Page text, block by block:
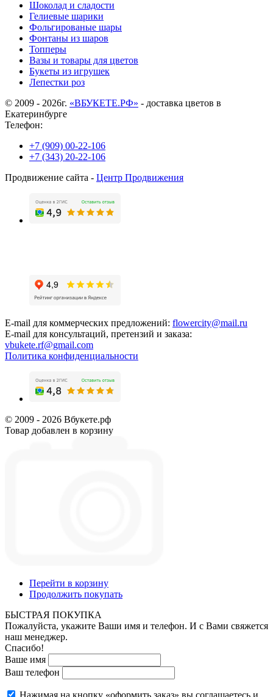
Шоколад и сладости
Гелиевые шарики
Фольгированые шары
Фонтаны из шаров
Топперы
Вазы и товары для цветов
Букеты из игрушек
Лепестки роз
© 2009 - 2026г. «ВБУКЕТЕ.РФ» - доставка цветов в
Екатеринбурге
Телефон:
+7 (909) 00-22-106
+7 (343) 20-22-106
Продвижение сайта - Центр Продвижения
E-mail для коммерческих предложений: flowercity@mail.ru
E-mail для консультаций, претензий и заказа:
vbukete.rf@gmail.com
Политика конфиденциальности
© 2009 - 2026 Вбукете.рф
Товар добавлен в корзину
Перейти в корзину
Продолжить покупать
БЫСТРАЯ ПОКУПКА
Пожалуйста, укажите Ваши имя и телефон. И с Вами свяжется
наш менеджер.
Спасибо!
Ваше имя
Ваш телефон
Нажимая на кнопку «оформить заказ» вы соглашаетесь и